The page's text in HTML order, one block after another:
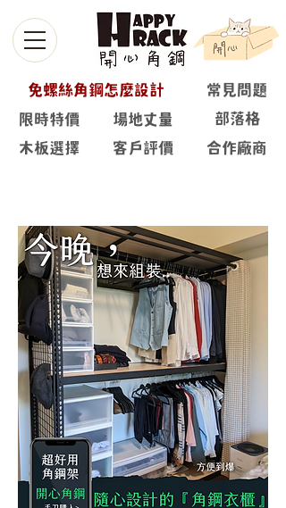
免螺絲角鋼怎麼設計
常見問題
限時特價
場地丈量
部落格
木板選擇
客戶評價 合作廠商